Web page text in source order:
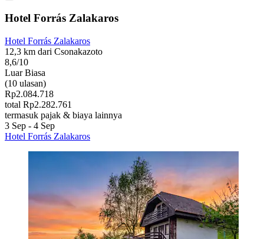
Hotel Forrás Zalakaros
Hotel Forrás Zalakaros
12,3 km dari Csonakazoto
8,6/10
Luar Biasa
(10 ulasan)
Rp2.084.718
total Rp2.282.761
termasuk pajak & biaya lainnya
3 Sep - 4 Sep
Hotel Forrás Zalakaros